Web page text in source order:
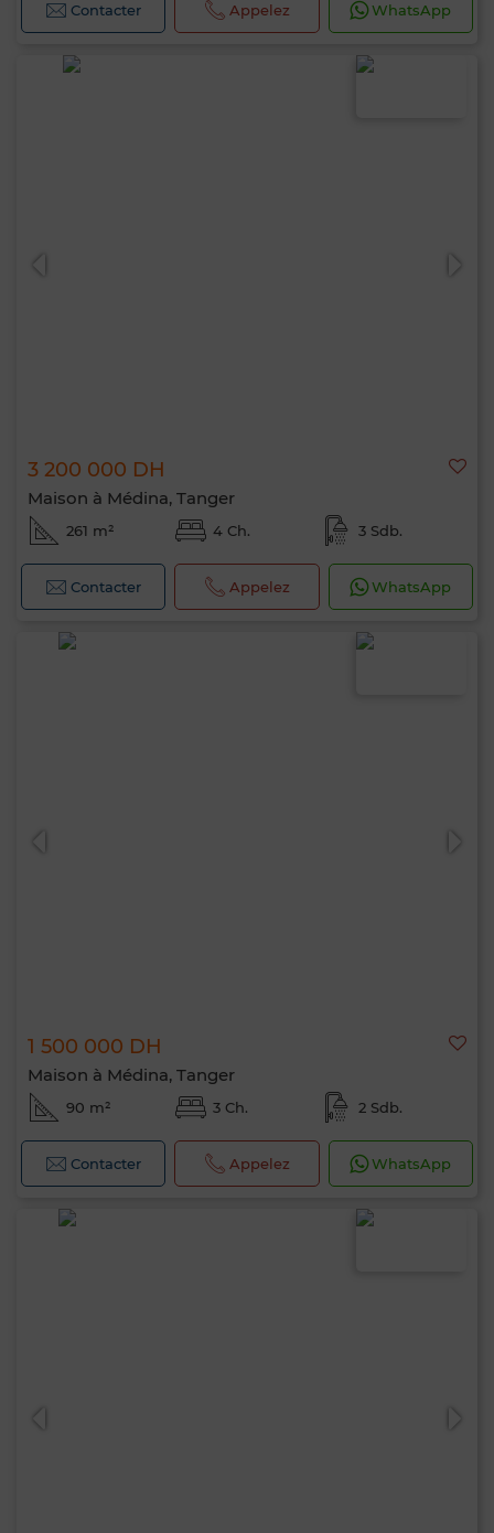
Contacter Appelez WhatsApp
3 200 000 DH
Maison à Médina, Tanger
261 m² 4 Ch. 3 Sdb.
Contacter Appelez WhatsApp
1 500 000 DH
Maison à Médina, Tanger
90 m² 3 Ch. 2 Sdb.
Contacter Appelez WhatsApp